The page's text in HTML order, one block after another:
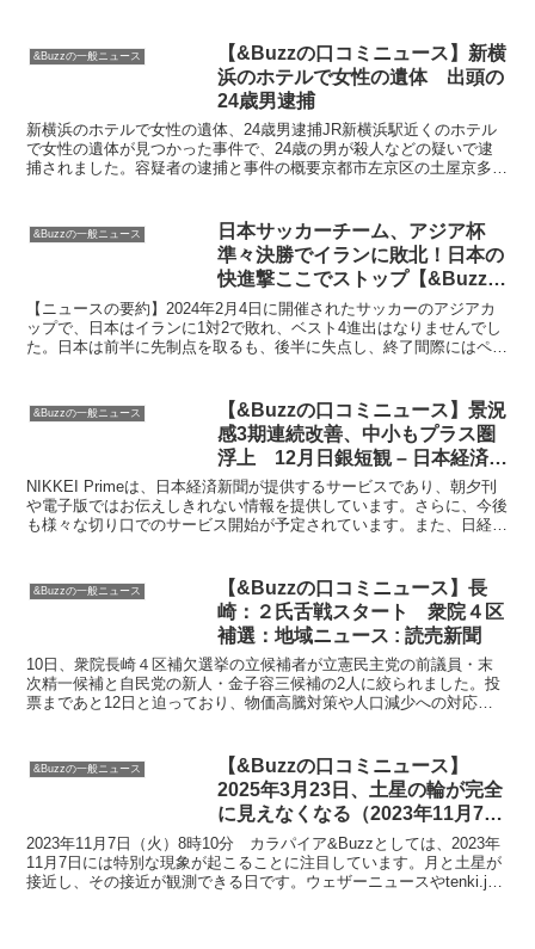
&Buzzの一般ニュース
【&Buzzの口コミニュース】新横
浜のホテルで女性の遺体 出頭の
24歳男逮捕
新横浜のホテルで女性の遺体、24歳男逮捕JR新横浜駅近くのホテル
で女性の遺体が見つかった事件で、24歳の男が殺人などの疑いで逮
捕されました。容疑者の逮捕と事件の概要京都市左京区の土屋京多郎
&Buzzの一般ニュース
日本サッカーチーム、アジア杯
準々決勝でイランに敗北！日本の
快進撃ここでストップ【&Buzzの
口コミニュース】
【ニュースの要約】2024年2月4日に開催されたサッカーのアジアカ
ップで、日本はイランに1対2で敗れ、ベスト4進出はなりませんでし
た。日本は前半に先制点を取るも、後半に失点し、終了間際にはペナ
&Buzzの一般ニュース
【&Buzzの口コミニュース】景況
感3期連続改善、中小もプラス圏
浮上 12月日銀短観 – 日本経済新
聞
NIKKEI Primeは、日本経済新聞が提供するサービスであり、朝夕刊
や電子版ではお伝えしきれない情報を提供しています。さらに、今後
も様々な切り口でのサービス開始が予定されています。また、日経の
&Buzzの一般ニュース
【&Buzzの口コミニュース】長
崎：２氏舌戦スタート 衆院４区
補選：地域ニュース : 読売新聞
10日、衆院長崎４区補欠選挙の立候補者が立憲民主党の前議員・末
次精一候補と自民党の新人・金子容三候補の2人に絞られました。投
票まであと12日と迫っており、物価高騰対策や人口減少への対応、
&Buzzの一般ニュース
【&Buzzの口コミニュース】
2025年3月23日、土星の輪が完全
に見えなくなる（2023年11月7
日）｜BIGLOBEニュース
2023年11月7日（火）8時10分 カラパイア&Buzzとしては、2023年
11月7日には特別な現象が起こることに注目しています。月と土星が
接近し、その接近が観測できる日です。ウェザーニュースやtenki.jp